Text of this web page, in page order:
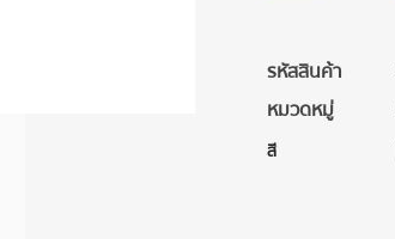
รหัสสินค้า
หมวดหมู่
สี